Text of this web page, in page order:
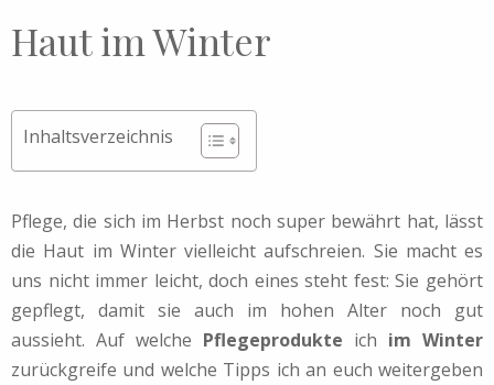
Haut im Winter
Inhaltsverzeichnis
Pflege, die sich im Herbst noch super bewährt hat, lässt
die Haut im Winter vielleicht aufschreien. Sie macht es
uns nicht immer leicht, doch eines steht fest: Sie gehört
gepflegt, damit sie auch im hohen Alter noch gut
aussieht. Auf welche Pflegeprodukte ich im Winter
zurückgreife und welche Tipps ich an euch weitergeben